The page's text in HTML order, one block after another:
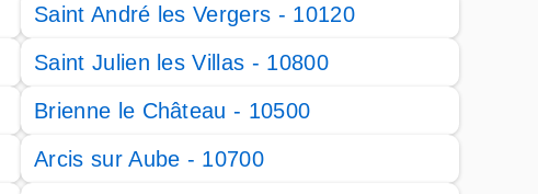
Saint André les Vergers - 10120
Saint Julien les Villas - 10800
Brienne le Château - 10500
Arcis sur Aube - 10700